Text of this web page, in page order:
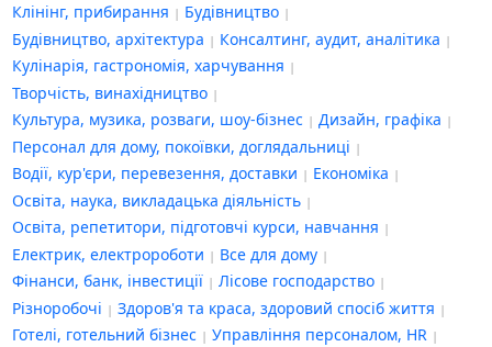
Клінінг, прибирання
Будівництво
Будівництво, архітектура
Консалтинг, аудит, аналітика
Кулінарія, гастрономія, харчування
Творчість, винахідництво
Культура, музика, розваги, шоу-бізнес
Дизайн, графіка
Персонал для дому, покоївки, доглядальниці
Водії, кур'єри, перевезення, доставки
Економіка
Освіта, наука, викладацька діяльність
Освіта, репетитори, підготовчі курси, навчання
Електрик, електророботи
Все для дому
Фінанси, банк, інвестиції
Лісове господарство
Різноробочі
Здоров'я та краса, здоровий спосіб життя
Готелі, готельний бізнес
Управління персоналом, HR